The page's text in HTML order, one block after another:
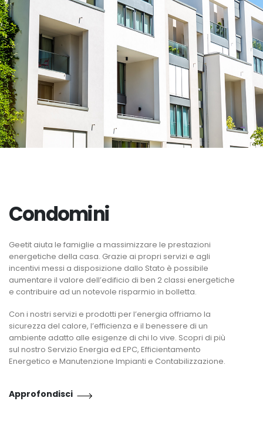
Condomini
Geetit aiuta le famiglie a massimizzare le prestazioni
energetiche della casa. Grazie ai propri servizi e agli
incentivi messi a disposizione dallo Stato è possibile
aumentare il valore dell’edificio di ben 2 classi energetiche
e contribuire ad un notevole risparmio in bolletta.
Con i nostri servizi e prodotti per l’energia offriamo la
sicurezza del calore, l’efficienza e il benessere di un
ambiente adatto alle esigenze di chi lo vive. Scopri di più
sul nostro Servizio Energia ed EPC, Efficientamento
Energetico e Manutenzione Impianti e Contabilizzazione.
Approfondisci